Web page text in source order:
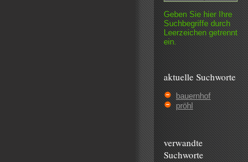
Geben Sie hier Ihre
Such­begriffe durch
Leer­zeichen getrennt
ein.
aktuelle Suchworte
bauernhof
pröhl
verwandte
Suchworte